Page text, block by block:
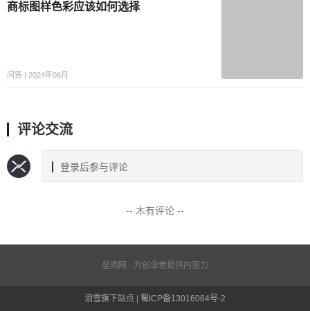
商标图样色彩应该如何选择
问答 | 2024年06月
评论交流
登录后参与评论
-- 木有评论 --
垒阅网 · 为创业者提供内驱力
泪雪旗下站点 | 蜀ICP备13016084号-2